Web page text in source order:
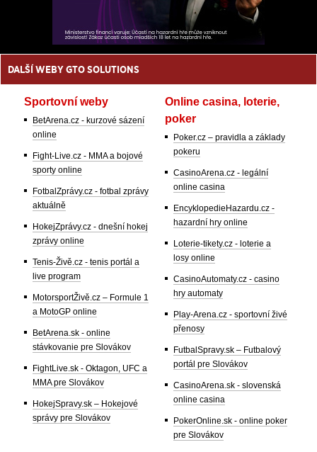
DALŠÍ WEBY GTO SOLUTIONS
Sportovní weby
BetArena.cz - kurzové sázení
online
Fight-Live.cz - MMA a bojové
sporty online
FotbalZprávy.cz - fotbal zprávy
aktuálně
HokejZprávy.cz - dnešní hokej
zprávy online
Tenis-Živě.cz - tenis portál a
live program
MotorsportŽivě.cz – Formule 1
a MotoGP online
BetArena.sk - online
stávkovanie pre Slovákov
FightLive.sk - Oktagon, UFC a
MMA pre Slovákov
HokejSpravy.sk – Hokejové
správy pre Slovákov
Online casina, loterie,
poker
Poker.cz – pravidla a základy
pokeru
CasinoArena.cz - legální
online casina
EncyklopedieHazardu.cz -
hazardní hry online
Loterie-tikety.cz - loterie a
losy online
CasinoAutomaty.cz - casino
hry automaty
Play-Arena.cz - sportovní živé
přenosy
FutbalSpravy.sk – Futbalový
portál pre Slovákov
CasinoArena.sk - slovenská
online casina
PokerOnline.sk - online poker
pre Slovákov